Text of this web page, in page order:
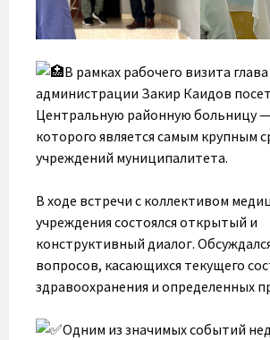
В рамках рабочего визита глава
администрации Закир Каидов
Центральную районную больницу
которого является самым крупным
учреждений муниципалитета.
В ходе встречи с коллективом
учреждения состоялся открытый и
конструктивный диалог.
вопросов, касающихся текущего
здравоохранения и определенных
Одним из значимых событий